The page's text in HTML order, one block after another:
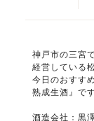
神戸市の三宮
経営している
今日のおすす
熟成生酒』です
酒造会社：黒